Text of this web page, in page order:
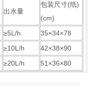
出水量
包装尺寸(纸)
(cm)
≥5L/h
35×34×78
≥10L/h
42×38×90
≥20L/h 51×36×80